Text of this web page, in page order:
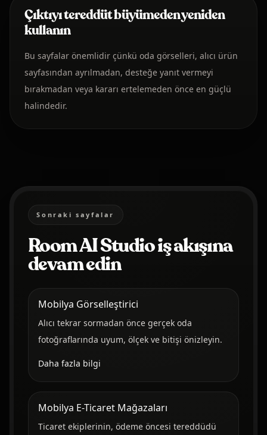
Çıktıyı tereddüt büyümeden yeniden
kullanın
Bu sayfalar önemlidir çünkü oda görselleri, alıcı ürün
sayfasından ayrılmadan, desteğe yanıt vermeyi
bırakmadan veya kararı ertelemeden önce en güçlü
halindedir.
Sonraki sayfalar
Room AI Studio iş akışına
devam edin
Mobilya Görselleştirici
Alıcı tekrar sormadan önce gerçek oda
fotoğraflarında uyum, ölçek ve bitişi önizleyin.
Daha fazla bilgi
Mobilya E-Ticaret Mağazaları
Ticaret ekiplerinin, ödeme öncesi tereddüdü